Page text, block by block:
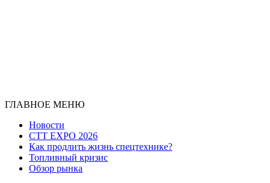
ГЛАВНОЕ МЕНЮ
Новости
CTT EXPO 2026
Как продлить жизнь спецтехнике?
Топливный кризис
Обзор рынка